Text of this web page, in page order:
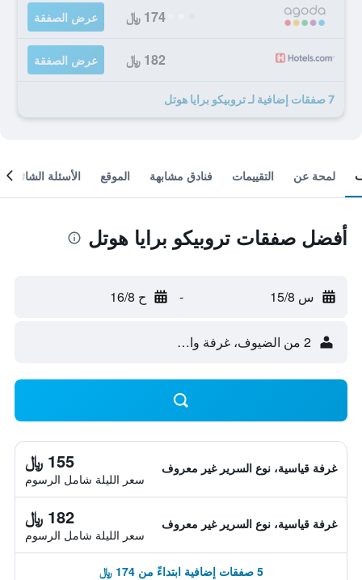
174 ﷼ عرض الصفقة
182 ﷼ عرض الصفقة
7 صفقات إضافية لـ تروبيكو برايا هوتل
لمحة عن التقييمات فنادق مشابهة الموقع الأسئلة الشائعة
أفضل صفقات تروبيكو برايا هوتل
س 15/8 - ح 16/8
2 من الضيوف، غرفة واحدة
غرفة قياسية، نوع السرير غير معروف 155 ﷼
سعر الليلة شامل الرسوم
غرفة قياسية، نوع السرير غير معروف 182 ﷼
سعر الليلة شامل الرسوم
5 صفقات إضافية ابتداءً من 174 ﷼